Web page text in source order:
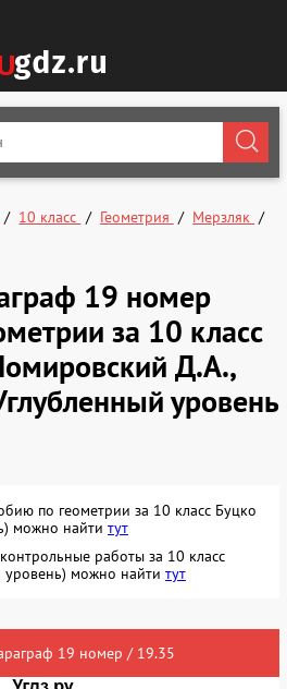
10 класс Геометрия
Мерзляк
19 номер
за 10 класс
Д.А.,
уровень
по геометрии за 10 класс Буцко
можно найти тут
работы за 10 класс
уровень) можно найти тут
19 номер / 19.35